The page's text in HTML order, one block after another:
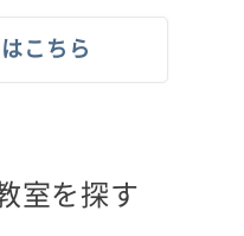
こちら
室を探す